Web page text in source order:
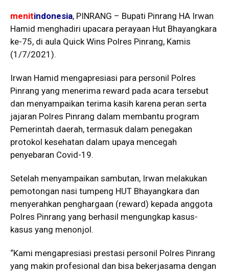
menitindonesia, PINRANG – Bupati Pinrang HA Irwan
Hamid menghadiri upacara perayaan Hut Bhayangkara
ke-75, di aula Quick Wins Polres Pinrang, Kamis
(1/7/2021).
Irwan Hamid mengapresiasi para personil Polres
Pinrang yang menerima reward pada acara tersebut
dan menyampaikan terima kasih karena peran serta
jajaran Polres Pinrang dalam membantu program
Pemerintah daerah, termasuk dalam penegakan
protokol kesehatan dalam upaya mencegah
penyebaran Covid-19.
Setelah menyampaikan sambutan, Irwan melakukan
pemotongan nasi tumpeng HUT Bhayangkara dan
menyerahkan penghargaan (reward) kepada anggota
Polres Pinrang yang berhasil mengungkap kasus-
kasus yang menonjol.
“Kami mengapresiasi prestasi personil Polres Pinrang
yang makin profesional dan bisa bekerjasama dengan